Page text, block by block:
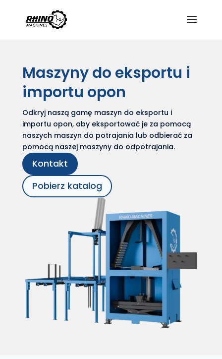
Maszyny do eksportu i
importu opon
Odkryj naszą gamę maszyn do eksportu i
importu opon, aby eksportować je za pomocą
naszych maszyn do potrajania lub odbierać za
pomocą naszej maszyny do odpotrajania.
Kontakt
Pobierz katalog